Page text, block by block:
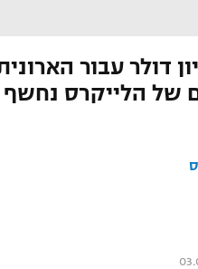
2.88 מיליון דולר
לאולם של הלייקרס